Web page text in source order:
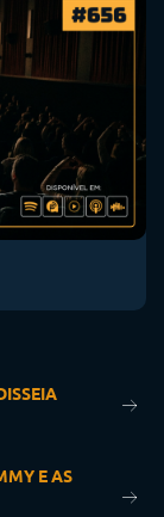
E AS